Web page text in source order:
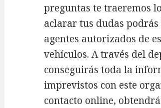
preguntas te traeremos
aclarar tus dudas
agentes autorizados de
vehículos. A través del
conseguirás toda la
imprevistos con este
contacto online,